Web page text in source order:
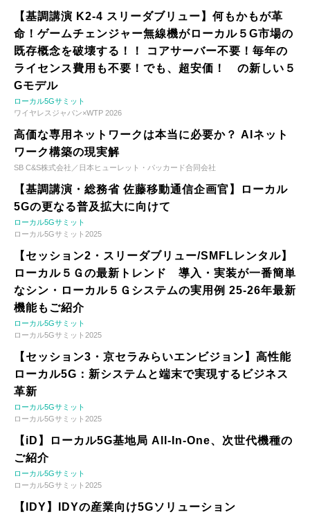
【基調講演 K2-4 スリーダブリュー】何もかもが革
命！ゲームチェンジャー無線機がローカル５G市場の
既存概念を破壊する！！ コアサーバー不要！毎年の
ライセンス費用も不要！でも、超安価！ の新しい５
Gモデル
ローカル5Gサミット
ワイヤレスジャパン×WTP 2026
高価な専用ネットワークは本当に必要か？ AIネット
ワーク構築の現実解
SB C&S株式会社／日本ヒューレット・パッカード合同会社
【基調講演・総務省 佐藤移動通信企画官】ローカル
5Gの更なる普及拡大に向けて
ローカル5Gサミット
ローカル5Gサミット2025
【セッション2・スリーダブリュー/SMFLレンタル】
ローカル５Ｇの最新トレンド 導入・実装が一番簡単
なシン・ローカル５Ｇシステムの実用例 25-26年最新
機能もご紹介
ローカル5Gサミット
ローカル5Gサミット2025
【セッション3・京セラみらいエンビジョン】高性能
ローカル5G：新システムと端末で実現するビジネス
革新
ローカル5Gサミット
ローカル5Gサミット2025
【iD】ローカル5G基地局 All-In-One、次世代機種の
ご紹介
ローカル5Gサミット
ローカル5Gサミット2025
【IDY】IDYの産業向け5Gソリューション